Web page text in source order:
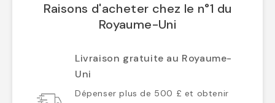
Raisons d'acheter chez le n°1 du
Royaume-Uni
Livraison gratuite au Royaume-
Uni
Dépenser plus de 500 £ et obtenir